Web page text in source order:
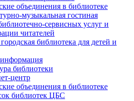
объединения в библиотеке
музыкальная гостиная
сервисных услуг и
читателей
библиотека для детей и
библиотеки
центр
объединения в библиотеке
библиотек ЦБС